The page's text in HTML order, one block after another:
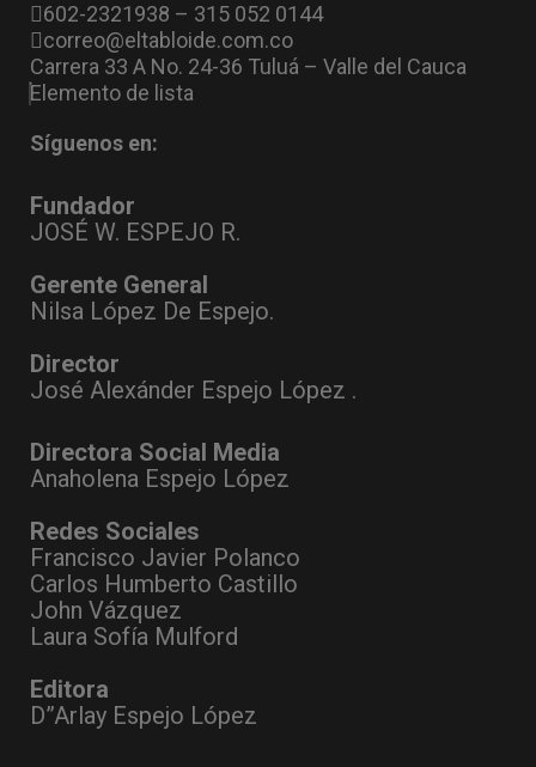
602-2321938 – 315 052 0144
correo@eltabloide.com.co
Carrera 33 A No. 24-36 Tuluá – Valle del Cauca
Elemento de lista
Síguenos en:
Fundador
JOSÉ W. ESPEJO R.
Gerente General
Nilsa López De Espejo.
Director
José Alexánder Espejo López .
Directora Social Media
Anaholena Espejo López
Redes Sociales
Francisco Javier Polanco
Carlos Humberto Castillo
John Vázquez
Laura Sofía Mulford
Editora
D”Arlay Espejo López